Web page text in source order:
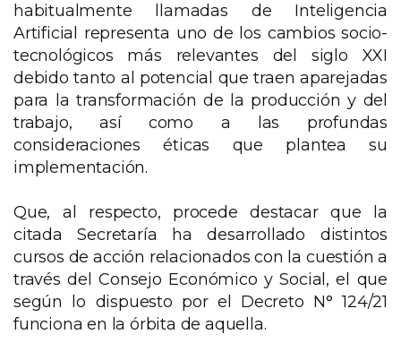
habitualmente llamadas de Inteligencia
Artificial representa uno de los cambios socio-
tecnológicos más relevantes del siglo XXI
debido tanto al potencial que traen aparejadas
para la transformación de la producción y del
trabajo, así como a las profundas
consideraciones éticas que plantea su
implementación.
Que, al respecto, procede destacar que la
citada Secretaría ha desarrollado distintos
cursos de acción relacionados con la cuestión a
través del Consejo Económico y Social, el que
según lo dispuesto por el Decreto N° 124/21
funciona en la órbita de aquella.